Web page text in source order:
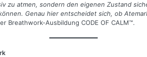
zu atmen, sondern den eigenen Zustand
Genau hier entscheidet sich, ob
Breathwork-Ausbildung CODE OF CALM™.